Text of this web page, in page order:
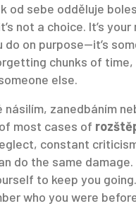
od sebe odděluje
not a choice. It’s
do on purpose—it’s
chunks of time,
else.
zanedbáním
most cases of
constant
do the same
to keep you going.
who you were